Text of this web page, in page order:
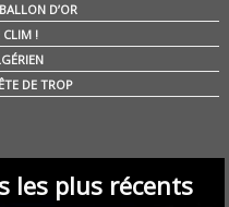
D’OR
CLIM !
DE TROP
les plus récents